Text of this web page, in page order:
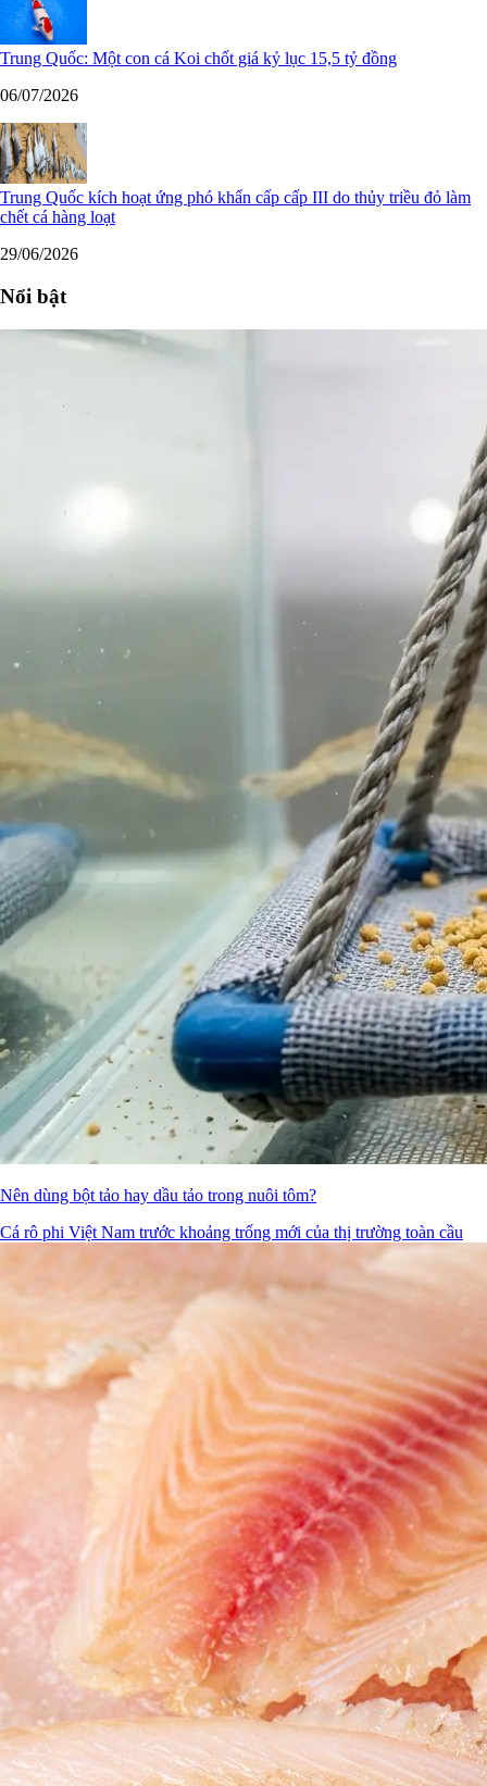
Trung Quốc: Một con cá Koi chốt giá kỷ lục 15,5 tỷ đồng
06/07/2026
Trung Quốc kích hoạt ứng phó khẩn cấp cấp III do thủy triều đỏ làm
chết cá hàng loạt
29/06/2026
Nổi bật
Nên dùng bột tảo hay dầu tảo trong nuôi tôm?
Cá rô phi Việt Nam trước khoảng trống mới của thị trường toàn cầu